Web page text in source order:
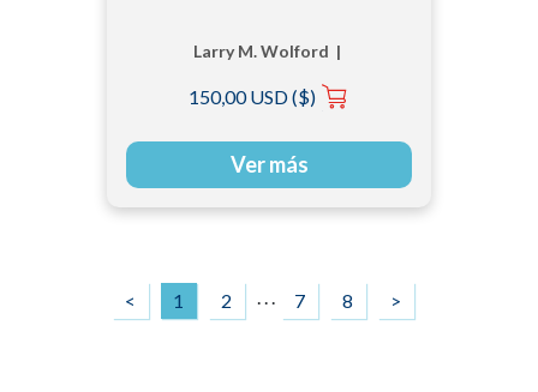
Larry M. Wolford |
150,00 USD ($)
Ver más
< 1 2 . . . 7 8 >